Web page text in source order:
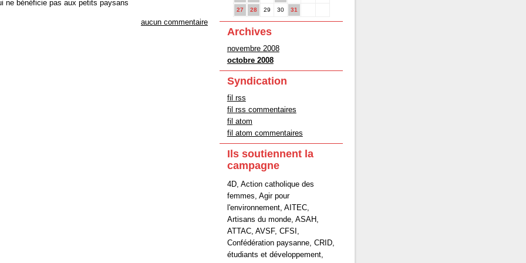
ne bénéficie pas aux petits paysans
aucun commentaire
27 28 29 30 31
Archives
novembre 2008
octobre 2008
Syndication
fil rss
fil rss commentaires
fil atom
fil atom commentaires
Ils soutiennent la
campagne
4D, Action catholique des
femmes, Agir pour
l'environnement, AITEC,
Artisans du monde, ASAH,
ATTAC, AVSF, CFSI,
Confédération paysanne, CRID,
étudiants et développement,